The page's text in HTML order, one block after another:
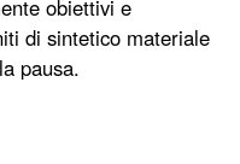
obiettivi e
di sintetico materiale
pausa.